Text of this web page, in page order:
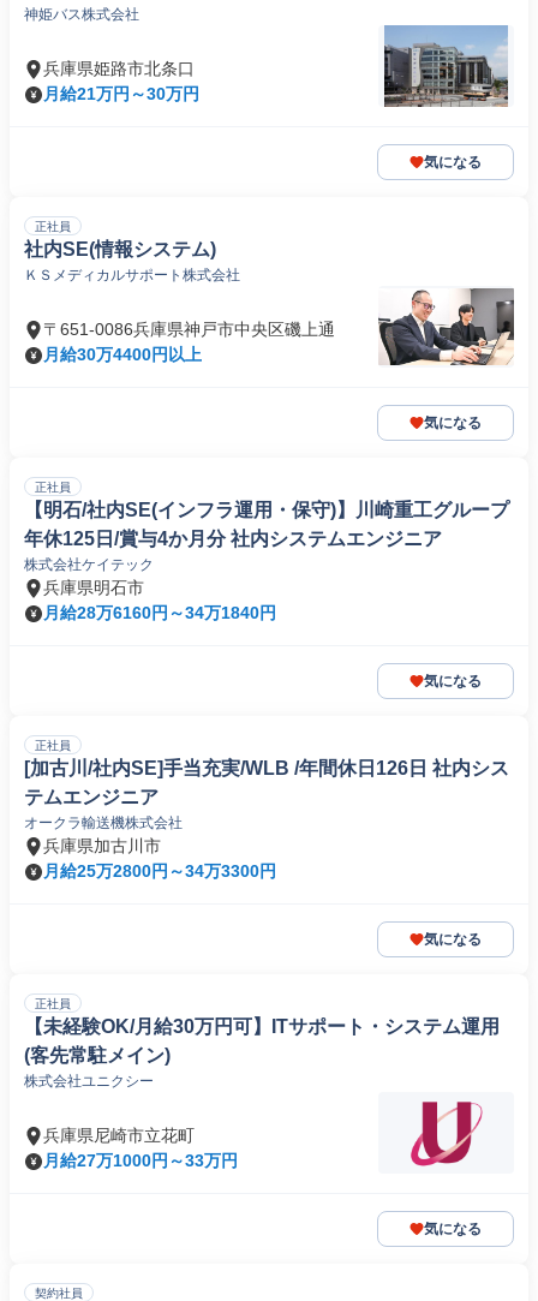
神姫バス株式会社
兵庫県姫路市北条口
月給21万円～30万円
気になる
正社員
社内SE(情報システム)
ＫＳメディカルサポート株式会社
〒651-0086兵庫県神戸市中央区磯上通
月給30万4400円以上
気になる
正社員
【明石/社内SE(インフラ運用・保守)】川崎重工グループ
年休125日/賞与4か月分 社内システムエンジニア
株式会社ケイテック
兵庫県明石市
月給28万6160円～34万1840円
気になる
正社員
[加古川/社内SE]手当充実/WLB /年間休日126日 社内シス
テムエンジニア
オークラ輸送機株式会社
兵庫県加古川市
月給25万2800円～34万3300円
気になる
正社員
【未経験OK/月給30万円可】ITサポート・システム運用
(客先常駐メイン)
株式会社ユニクシー
兵庫県尼崎市立花町
月給27万1000円～33万円
気になる
契約社員